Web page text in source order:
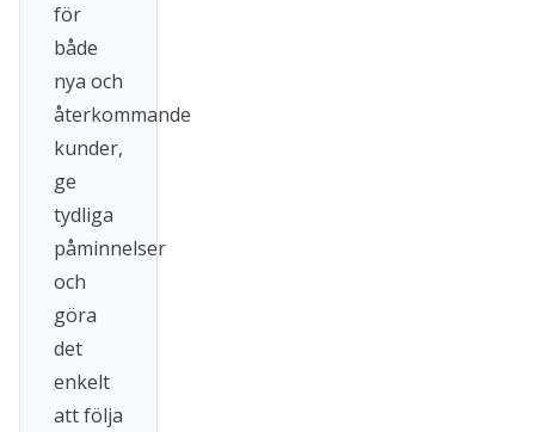
för
både
nya och
återkommande
kunder,
ge
tydliga
påminnelser
och
göra
det
enkelt
att följa